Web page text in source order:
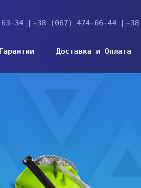
34 +38 (067) 474-66-44
Гарантии Доставка и Оплата